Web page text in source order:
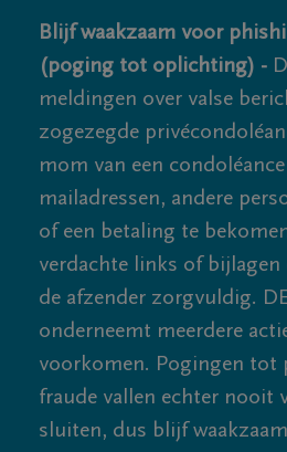
Blijf waakzaam voor
(poging tot oplichting) -
meldingen over valse
zogezegde
mom van een
mailadressen, andere
of een betaling te
verdachte links of bijlagen
de afzender zorgvuldig.
onderneemt meerdere
voorkomen. Pogingen tot
fraude vallen echter nooit
sluiten, dus blijf